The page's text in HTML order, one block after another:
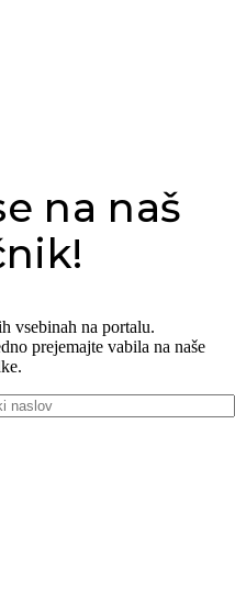
na naš
vsebinah na portalu.
prejemajte vabila na naše